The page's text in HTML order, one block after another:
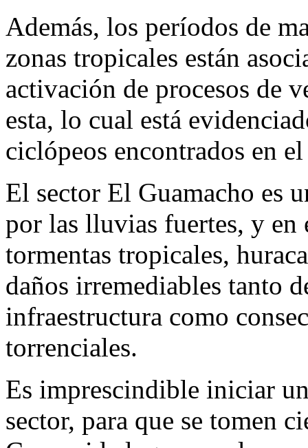
Además, los períodos de
zonas tropicales están
activación de procesos de
esta, lo cual está
ciclópeos encontrados en
El sector El Guamacho es
por las lluvias fuertes, y en
tormentas tropicales,
daños irremediables tanto
infraestructura como
torrenciales.
Es imprescindible iniciar
sector, para que se tomen